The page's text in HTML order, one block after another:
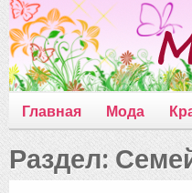
Главная Мода
Раздел: